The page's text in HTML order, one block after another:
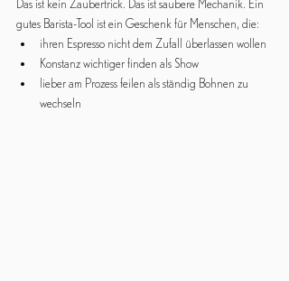
Das ist kein Zaubertrick. Das ist saubere Mechanik. Ein
gutes Barista-Tool ist ein Geschenk für Menschen, die:
ihren Espresso nicht dem Zufall überlassen wollen
Konstanz wichtiger finden als Show
lieber am Prozess feilen als ständig Bohnen zu
wechseln